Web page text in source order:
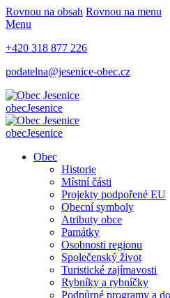
Rovnou na obsah Rovnou na menu
Menu
+420 318 877 226
podatelna@jesenice-obec.cz
obecJesenice
obecJesenice
Obec
Historie
Místní části
Projekty podpořené EU
Obecní symboly
Atributy obce
Památky
Osobnosti regionu
Společenský život
Turistické zajímavosti
Rybníky a rybníčky
Podpůrné programy a